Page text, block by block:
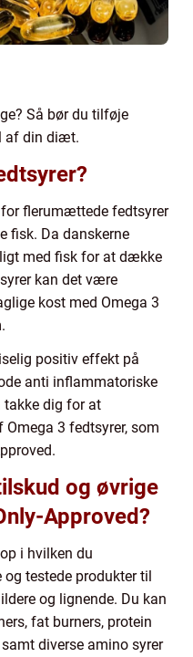
Så bør du tilføje
af din diæt.
flerumættede fedtsyrer
fisk. Da danskerne
med fisk for at dække
kan det være
kost med Omega 3
positiv effekt på
anti inflammatoriske
takke dig for at
3 fedtsyrer, som
og øvrige
Approved?
i hvilken du
testede produkter til
og lignende. Du kan
fat burners, protein
diverse amino syrer